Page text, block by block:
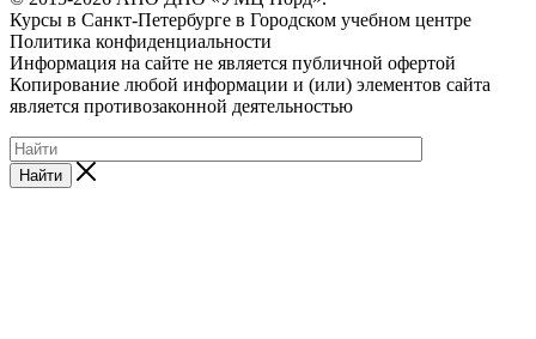
Курсы в Санкт-Петербурге в Городском учебном центре
Политика конфиденциальности
Информация на сайте не является публичной офертой
Копирование любой информации и (или) элементов сайта
является противозаконной деятельностью
Найти